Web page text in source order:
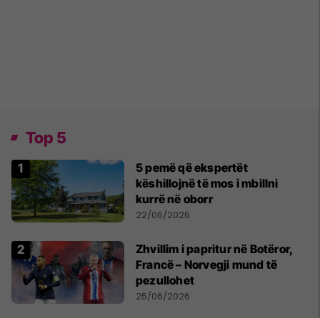
Top 5
5 pemë që ekspertët
këshillojnë të mos i mbillni
kurrë në oborr
22/06/2026
Zhvillim i papritur në Botëror,
Francë – Norvegji mund të
pezullohet
25/06/2026